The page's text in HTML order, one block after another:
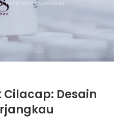
Cilacap: Desain